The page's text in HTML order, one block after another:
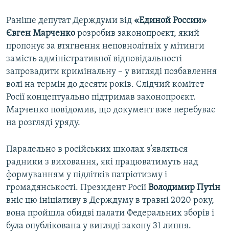
Раніше депутат Держдуми від «Единой России»
Євген Марченко розробив законопроєкт, який
пропонує за втягнення неповнолітніх у мітинги
замість адміністративної відповідальності
запровадити кримінальну – у вигляді позбавлення
волі на термін до десяти років. Слідчий комітет
Росії концептуально підтримав законопроєкт.
Марченко повідомив, що документ вже перебуває
на розгляді уряду.
Паралельно в російських школах з’являться
радники з виховання, які працюватимуть над
формуванням у підлітків патріотизму і
громадянськості. Президент Росії Володимир Путін
вніс цю ініціативу в Держдуму в травні 2020 року,
вона пройшла обидві палати Федеральних зборів і
була опублікована у вигляді закону 31 липня.